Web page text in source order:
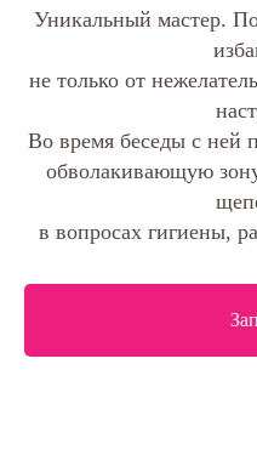
Уникальный мастер.
не только от
Во время беседы с ней
обволакивающую
в вопросах гигиены,